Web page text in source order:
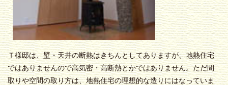
Ｔ様邸は、壁・天井の断熱はきちんとしてありますが、地熱住宅
ではありませんので高気密・高断熱とかではありません。ただ間
取りや空間の取り方は、地熱住宅の理想的な造りにはなっていま